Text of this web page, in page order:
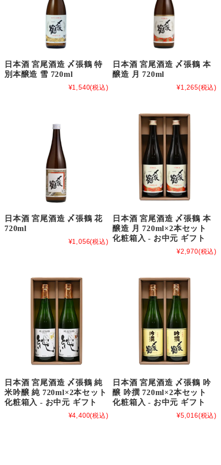
日本酒 宮尾酒造 〆張鶴 特
別本醸造 雪 720ml
¥1,540(税込)
日本酒 宮尾酒造 〆張鶴 本
醸造 月 720ml
¥1,265(税込)
日本酒 宮尾酒造 〆張鶴 花
720ml
¥1,056(税込)
日本酒 宮尾酒造 〆張鶴 本
醸造 月 720ml×2本セット
化粧箱入 - お中元 ギフト
¥2,970(税込)
日本酒 宮尾酒造 〆張鶴 純
米吟醸 純 720ml×2本セット
化粧箱入 - お中元 ギフト
¥4,400(税込)
日本酒 宮尾酒造 〆張鶴 吟
醸 吟撰 720ml×2本セット
化粧箱入 - お中元 ギフト
¥5,016(税込)